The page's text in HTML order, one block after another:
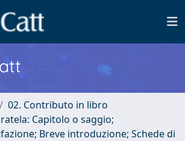
02. Contributo in libro
Capitolo o saggio;
Breve introduzione; Schede di